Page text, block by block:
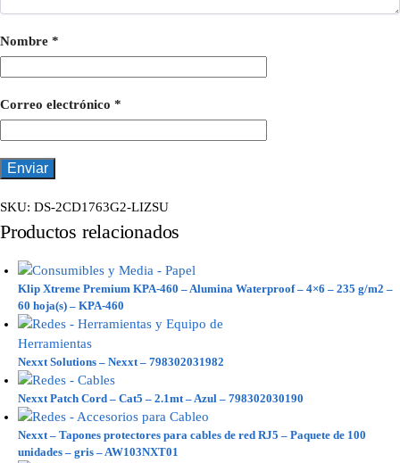
Nombre *
Correo electrónico *
SKU: DS-2CD1763G2-LIZSU
Productos relacionados
Klip Xtreme Premium KPA-460 – Alumina Waterproof – 4×6 – 235 g/m2 –
60 hoja(s) – KPA-460
Nexxt Solutions – Nexxt – 798302031982
Nexxt Patch Cord – Cat5 – 2.1mt – Azul – 798302030190
Nexxt – Tapones protectores para cables de red RJ5 – Paquete de 100
unidades – gris – AW103NXT01